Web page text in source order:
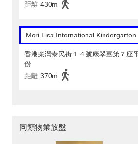
距離 430m
Mori Lisa International Kindergarten
香港柴灣泰民街１４號康翠臺第７座
份
距離 370m
同類物業放盤